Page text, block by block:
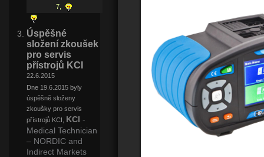
7,
Úspěšné
složení zkoušek
pro servis
přístrojů KCI
22.6.2015
Dne 19.6.2015 byly
úspěšně složeny
zkoušky pro servis
přístrojů KCI, KCI -
Medical Technician
– NORDIC and
Indirect Markets